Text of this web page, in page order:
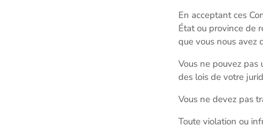
En acceptant ces
État ou province de
que vous nous avez
Vous ne pouvez pas
des lois de votre
Vous ne devez pas
Toute violation ou